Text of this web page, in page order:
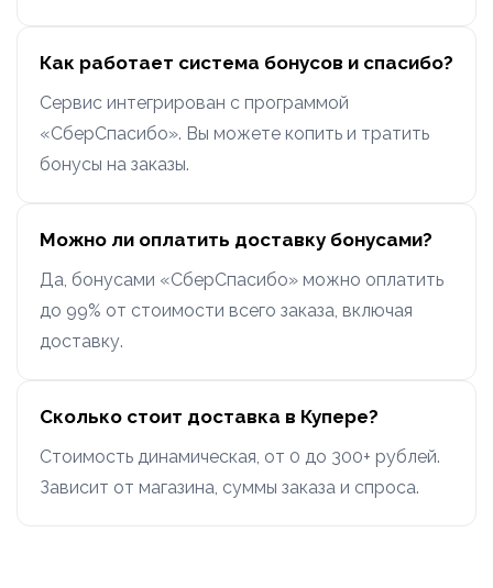
Как работает система бонусов и спасибо?
Сервис интегрирован с программой
«СберСпасибо». Вы можете копить и тратить
бонусы на заказы.
Можно ли оплатить доставку бонусами?
Да, бонусами «СберСпасибо» можно оплатить
до 99% от стоимости всего заказа, включая
доставку.
Сколько стоит доставка в Купере?
Стоимость динамическая, от 0 до 300+ рублей.
Зависит от магазина, суммы заказа и спроса.